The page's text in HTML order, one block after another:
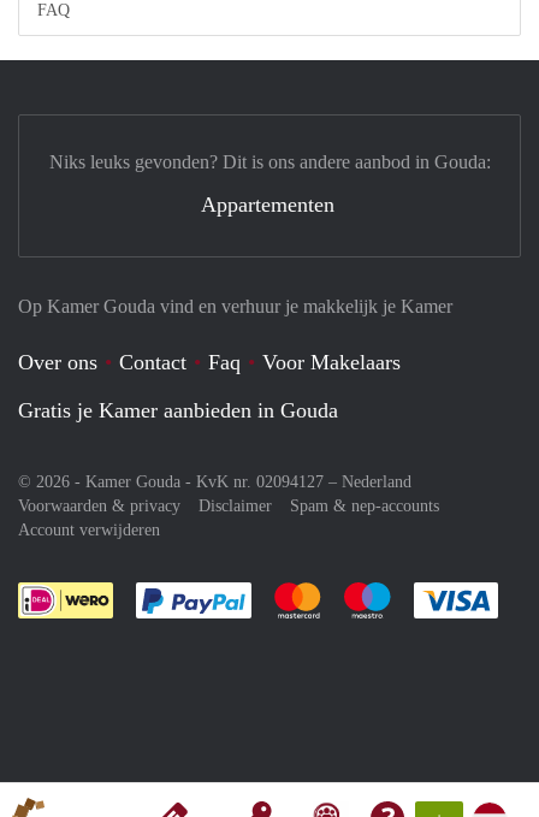
FAQ
Op Kamer Gouda vind en verhuur je makkelijk je Kamer
Over ons Contact Faq
Voor Makelaars
Gratis je Kamer aanbieden in Gouda
© 2026 - Kamer Gouda - KvK nr. 02094127 – Nederland
Voorwaarden & privacy
Disclaimer
Spam & nep-accounts
Account verwijderen
Je rekent gemakkelijk af met Paypal
Je rekent gemakkelijk af met
Je rekent
Niks leuks gevonden? Dit is ons andere aanbod in Gouda:
Appartementen